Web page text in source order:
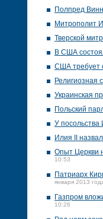
Полпред
Митрополит
Тверской
В США
США требует
Религиозная
Украинская
Польский
У посольства
Илия II
Опыт Церкви
10:53
Патриарх
января 2013
Газпром
10:26